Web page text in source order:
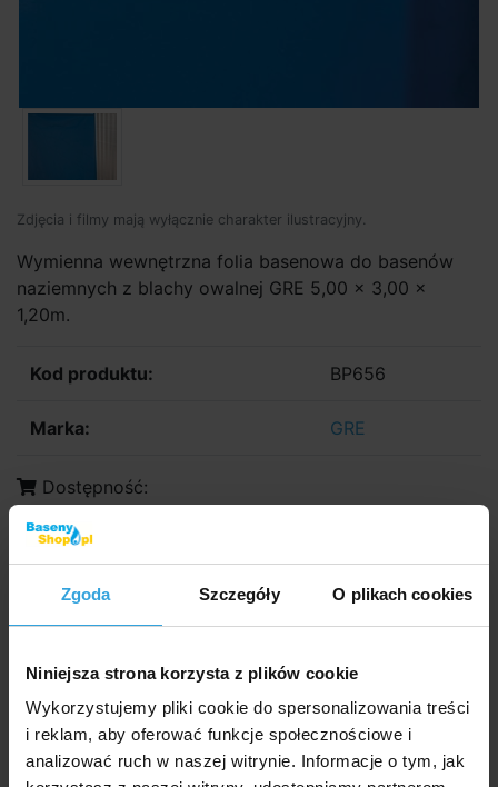
Zgoda Szczegóły O plikach cookies
Niniejsza strona korzysta z plików cookie
Wykorzystujemy pliki cookie do spersonalizowania treści
i reklam, aby oferować funkcje społecznościowe i
analizować ruch w naszej witrynie. Informacje o tym, jak
Zdjęcia i filmy mają wyłącznie charakter ilustracyjny.
Wymienna wewnętrzna folia basenowa do basenów
naziemnych z blachy owalnej GRE 5,00 x 3,00 x
1,20m.
Kod produktu: BP656
Marka: GRE
Dostępność:
Zapytaj sprzedawcę
Szczegółowy opis